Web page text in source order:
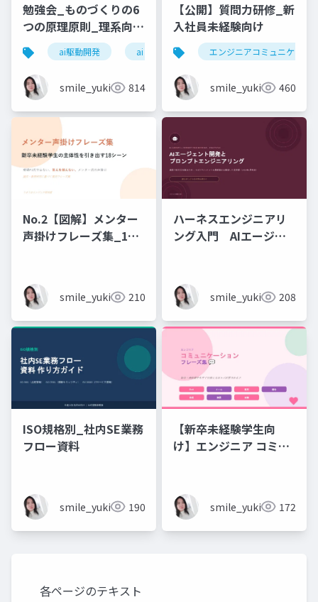
勉強会_ものづくりの6
つの原理原則_理系向け
6時間_2026_05_24_
石黒友季子
ai駆動開発 ai
smile_yukiko_it814
【公開】質問力研修_新
入社員未経験向け
エンジニアコミュニケーシ
smile_yukiko_it460
No.2【図解】メンター
声掛けフレーズ集_18
smile_yukiko_it210
ハーネスエンジニアリ
ング入門 AIエージェ
smile_yukiko_it208
ISO規格別_社内SE業務
フロー資料
smile_yukiko_it190
【新卒未経験学生向
け】エンジニア コミュ
のコミュニケーション
フレーズ集smile_yukiko_it172
各ページのテキスト